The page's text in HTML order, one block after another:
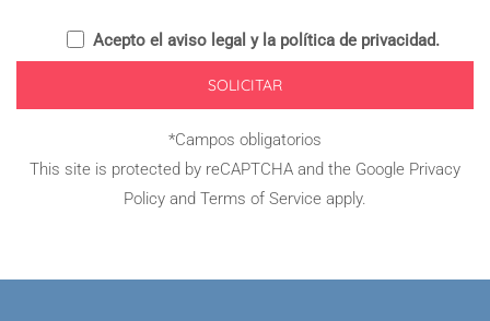
Acepto el aviso legal y la política de privacidad.
*Campos obligatorios
This site is protected by reCAPTCHA and the Google Privacy
Policy and Terms of Service apply.